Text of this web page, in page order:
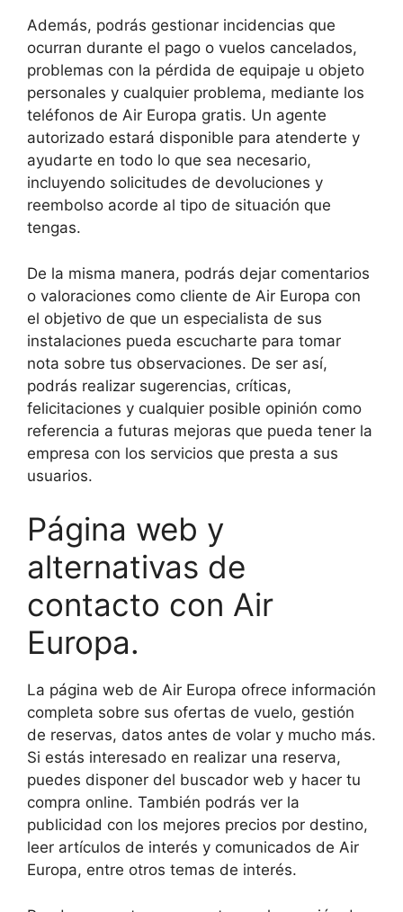
Además, podrás gestionar incidencias que
ocurran durante el pago o vuelos cancelados,
problemas con la pérdida de equipaje u objeto
personales y cualquier problema, mediante los
teléfonos de Air Europa gratis. Un agente
autorizado estará disponible para atenderte y
ayudarte en todo lo que sea necesario,
incluyendo solicitudes de devoluciones y
reembolso acorde al tipo de situación que
tengas.
De la misma manera, podrás dejar comentarios
o valoraciones como cliente de Air Europa con
el objetivo de que un especialista de sus
instalaciones pueda escucharte para tomar
nota sobre tus observaciones. De ser así,
podrás realizar sugerencias, críticas,
felicitaciones y cualquier posible opinión como
referencia a futuras mejoras que pueda tener la
empresa con los servicios que presta a sus
usuarios.
Página web y
alternativas de
contacto con Air
Europa.
La página web de Air Europa ofrece información
completa sobre sus ofertas de vuelo, gestión
de reservas, datos antes de volar y mucho más.
Si estás interesado en realizar una reserva,
puedes disponer del buscador web y hacer tu
compra online. También podrás ver la
publicidad con los mejores precios por destino,
leer artículos de interés y comunicados de Air
Europa, entre otros temas de interés.